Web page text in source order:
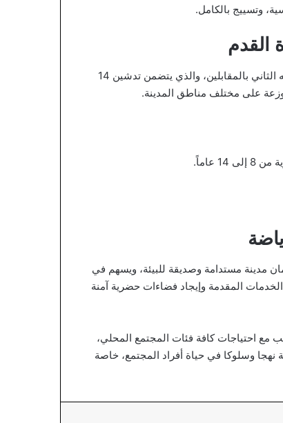
القدم
ورعى الشواربة إطلاق مشروع “حارات عمان” في حدائق الملك عبد الله الثاني بالمقابلين، والذي يتضمن تدشين 14
على مختلف مناطق المدينة.
عاماً.
مدينة مستدامة وصديقة للبيئة، ويسهم في
المقدمة وإيجاد فضاءات حضرية آمنة
مع احتياجات كافة فئات المجتمع المحلي،
نهجا وسلوكا في حياة أفراد المجتمع، خاصة